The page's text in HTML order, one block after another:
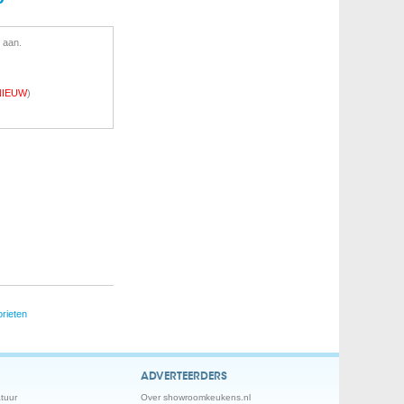
)
ADVERTEERDERS
Over showroomkeukens.nl